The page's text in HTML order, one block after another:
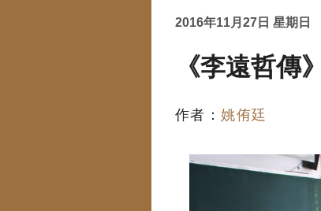
2016年11月27日 星期日
《李遠哲傳
作者：姚侑廷